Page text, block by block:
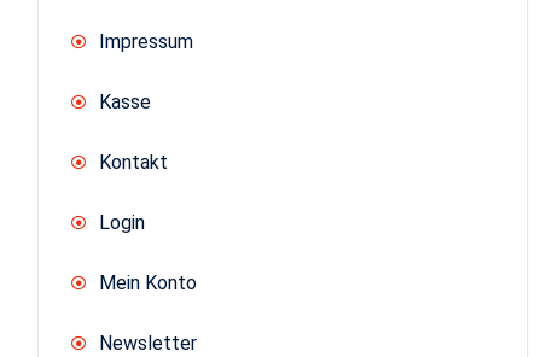
Impressum
Kasse
Kontakt
Login
Mein Konto
Newsletter